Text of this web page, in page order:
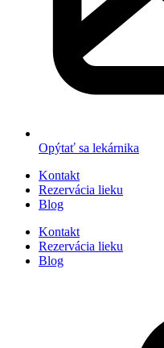
Opýtať sa lekárnika
Kontakt
Rezervácia lieku
Blog
Kontakt
Rezervácia lieku
Blog